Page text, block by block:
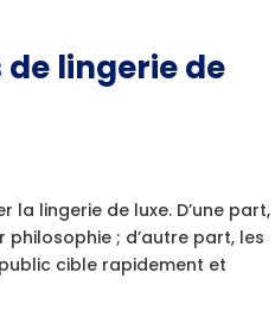
lingerie de
la lingerie de luxe. D’une part,
; d’autre part, les
cible rapidement et